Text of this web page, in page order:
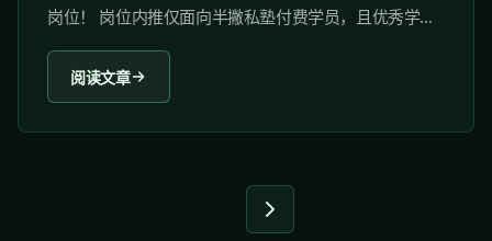
岗位！ 岗位内推仅面向半撇私塾付费学员，且优秀学员
优先内推。 杭州通明文化传媒有限公司 通明传媒成立于
2015 年，是国内领先的新媒体整合营销服务商，小 V 营
销模式开创者。公司总部位于杭州，在北京、绍兴设立
分公司目前共拥有 200...
阅读文章